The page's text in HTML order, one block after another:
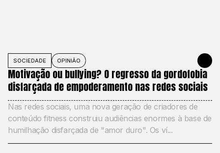
SOCIEDADE OPINIÃO MAY 27,
Motivação ou bullying? O regresso da gordofobia
disfarçada de empoderamento nas redes sociais
Nas redes sociais, uma nova geração de criadores de
conteúdo fitness construiu audiências enormes à base de
humilhação disfarçada de "amor duro". Os ví...